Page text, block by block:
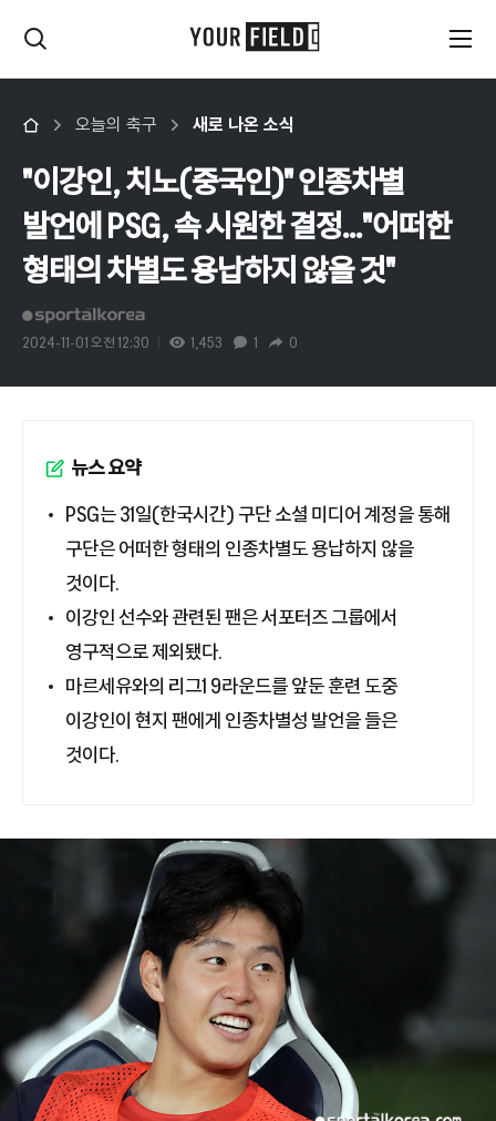
오늘의 축구 새로 나온 소식
"이강인, 치노(중국인)" 인종차별
발언에 PSG, 속 시원한 결정..."어떠한
형태의 차별도 용납하지 않을 것"
2024-11-01 오전 12:30 1,453 1 0
뉴스 요약
PSG는 31일(한국시간) 구단 소셜 미디어 계정을 통해
구단은 어떠한 형태의 인종차별도 용납하지 않을
것이다.
이강인 선수와 관련된 팬은 서포터즈 그룹에서
영구적으로 제외됐다.
마르세유와의 리그1 9라운드를 앞둔 훈련 도중
이강인이 현지 팬에게 인종차별성 발언을 들은
것이다.